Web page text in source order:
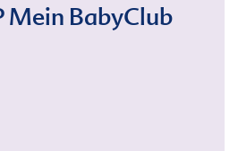
Mein BabyClub